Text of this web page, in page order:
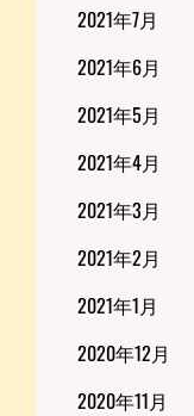
2021年7月
2021年6月
2021年5月
2021年4月
2021年3月
2021年2月
2021年1月
2020年12月
2020年11月